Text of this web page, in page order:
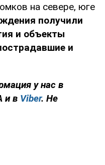
на севере, юге
получили
и объекты
и
у нас в
и в Viber. Не